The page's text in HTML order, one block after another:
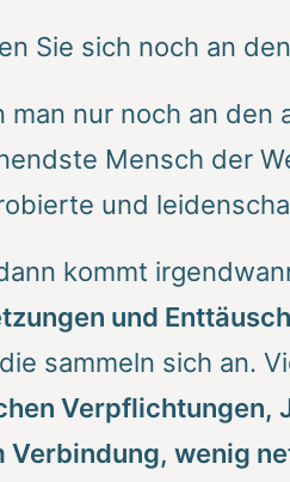
Sie sich noch an
man nur noch an
Mensch der
und
kommt
und
sammeln sich an.
Verpflichtungen,
Verbindung, wenig